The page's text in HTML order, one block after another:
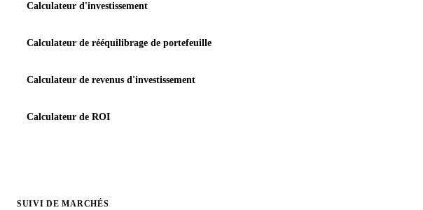
Calculateur d'investissement
Calculateur de rééquilibrage de portefeuille
Calculateur de revenus d'investissement
Calculateur de ROI
SUIVI DE MARCHÉS